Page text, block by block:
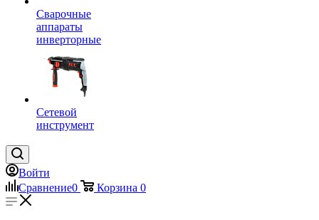
Сварочные
аппараты
инверторные
Сетевой
инструмент
Войти
Сравнение0 Корзина 0